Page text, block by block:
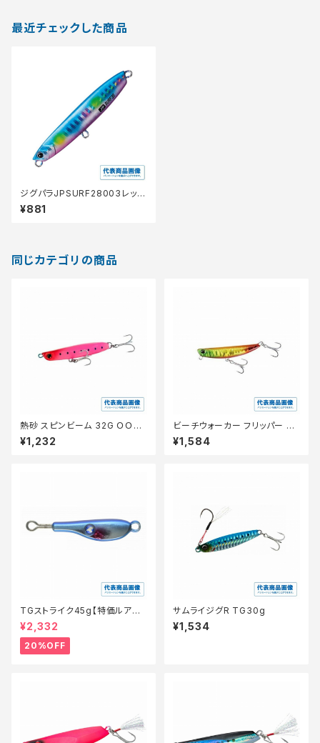
最近チェックした商品
ジグパラJPSURF28003レッド
ゴールド
¥881
同じカテゴリの商品
熱砂 スピンビーム 32G ＯＯ−2
32Ｍ 025【特価ルアー】【20】
¥1,232
ビーチウォーカー フリッパー 40
g【特価ルアー】【20】
¥1,584
TGストライク45g【特価ルアー】
【20】
¥2,332
20%OFF
サムライジグR TG30g
¥1,534